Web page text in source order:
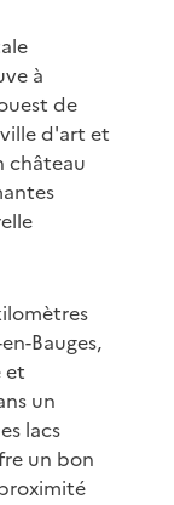
à
de
d'art et
château
Bauges,
et
un
lacs
un bon